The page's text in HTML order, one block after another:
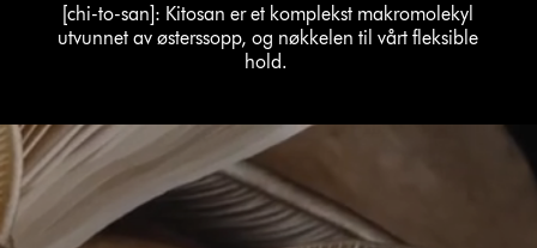
[chi-to-san]: Kitosan er et komplekst makromolekyl
utvunnet av østerssopp, og nøkkelen til vårt fleksible
hold.
Open